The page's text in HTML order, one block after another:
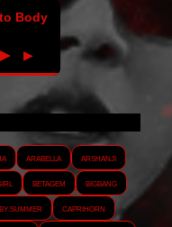
Body
► ▶
Arabella
Arshanji
Betagem
Bigbang
By.summer
Caprihorn